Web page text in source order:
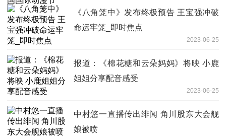
《八角笼中》发布终极预告 王宝强冲破
命运牢笼_即时焦点
2023-06-25
报道：《棉花糖和云朵妈妈》将映 小鹿
姐姐分享配音感受
2023-06-25
中村悠一直播传出绯闻 角川股东大会舰
娘被喷